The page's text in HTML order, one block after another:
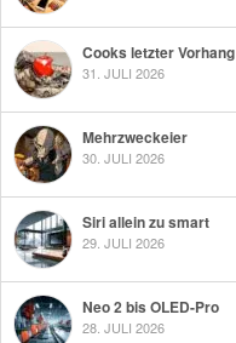
Cooks letzter Vorhang
31. JULI 2026
Mehrzweckeier
30. JULI 2026
Siri allein zu smart
29. JULI 2026
Neo 2 bis OLED-Pro
28. JULI 2026